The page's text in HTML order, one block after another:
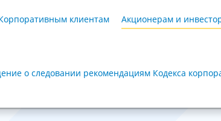
клиентам Акционерам и
о следовании рекомендациям Кодекса